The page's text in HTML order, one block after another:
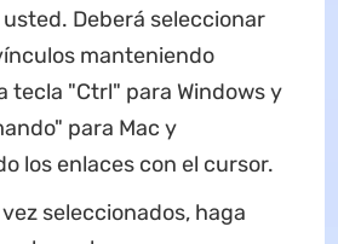
Deberá seleccionar
manteniendo
tecla "Ctrl" para Windows y
para Mac y
los enlaces con el cursor.
seleccionados, haga